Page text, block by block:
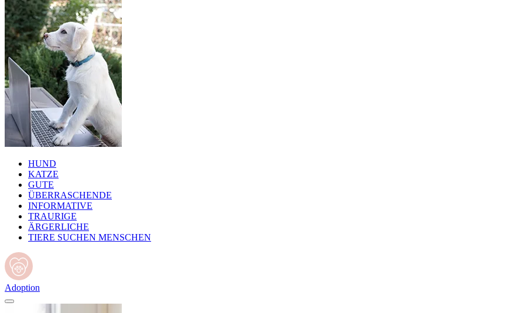
HUND
KATZE
GUTE
ÜBERRASCHENDE
INFORMATIVE
TRAURIGE
ÄRGERLICHE
TIERE SUCHEN MENSCHEN
Adoption